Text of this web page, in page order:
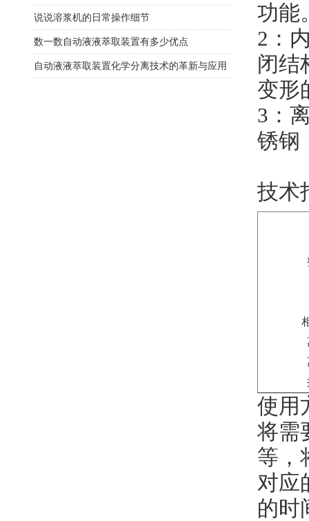
功能
2 ：
闭结
变形
3 ：
锈钢
技术
使用
将需
等，
对应
的时
说说溶浆机的日常操作细节
数一数自动液液萃取装置有多少优点
自动液液萃取装置化学分离技术的革新与应用